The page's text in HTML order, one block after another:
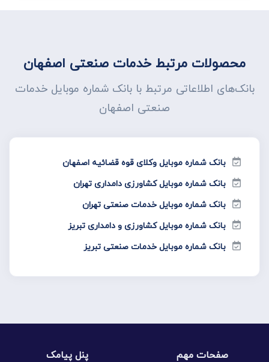
محصولات مرتبط خدمات صنعتی اصفهان
بانک‌های اطلاعاتی مرتبط با بانک شماره موبایل خدمات
صنعتی اصفهان
بانک شماره موبایل وکلای قوه قضائیه اصفهان
بانک شماره موبایل کشاورزی دامداری تهران
بانک شماره موبایل خدمات صنعتی تهران
بانک شماره موبایل کشاورزی و دامداری تبریز
بانک شماره موبایل خدمات صنعتی تبریز
صفحات مهم پنل پیامک